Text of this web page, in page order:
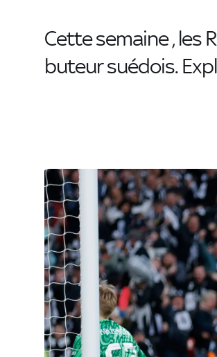
Cette semaine , les
buteur suédois.